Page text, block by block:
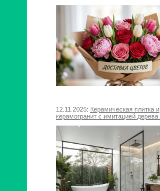
12.11.2025: Керамическая плитка и
керамогранит с имитацией дерева